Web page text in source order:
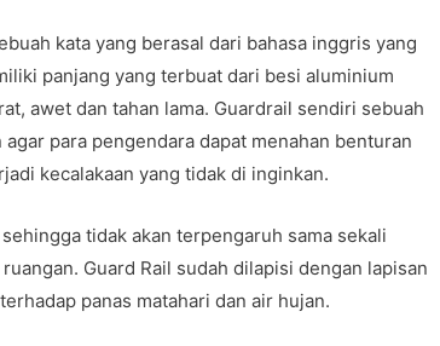
kata yang berasal dari bahasa inggris yang
panjang yang terbuat dari besi aluminium
awet dan tahan lama. Guardrail sendiri sebuah
para pengendara dapat menahan benturan
kecalakaan yang tidak di inginkan.
tidak akan terpengaruh sama sekali
Guard Rail sudah dilapisi dengan lapisan
panas matahari dan air hujan.